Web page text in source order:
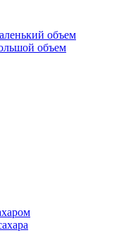
объем
объем